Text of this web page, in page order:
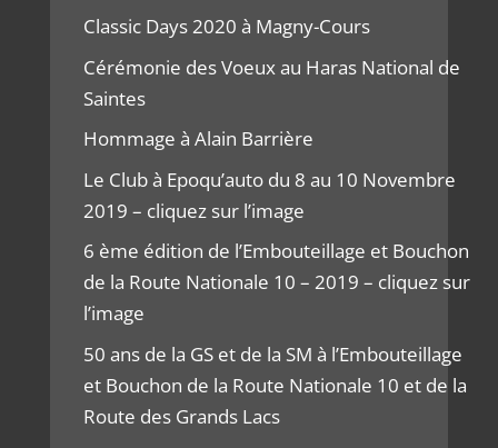
Classic Days 2020 à Magny-Cours
Cérémonie des Voeux au Haras National de
Saintes
Hommage à Alain Barrière
Le Club à Epoqu’auto du 8 au 10 Novembre
2019 – cliquez sur l’image
6 ème édition de l’Embouteillage et Bouchon
de la Route Nationale 10 – 2019 – cliquez sur
l’image
50 ans de la GS et de la SM à l’Embouteillage
et Bouchon de la Route Nationale 10 et de la
Route des Grands Lacs